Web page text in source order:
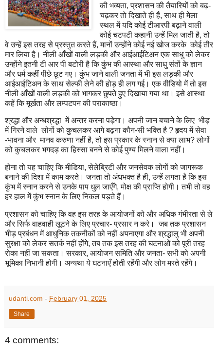
की भव्यता, प्रशासन की तैयारियों को बढ़-
चढ़कर तो दिखाते ही हैं, साथ ही मेला
स्थल में यदि कोई टीआरपी बढ़ाने वाली
कोई चटपटी कहानी उन्हें मिल जाती है, तो
वे उन्हें इस तरह से प्रस्तुत करते हैं, मानों उन्होंने कोई नई खोज करके कोई तीर
मार लिया है। नीली आँखों वाली लड़की और आईआईटिअन एक साधु को लेकर
उन्होंने इतनी टी आर पी बटोरी है कि कुंभ की आस्था और साधु संतों के ज्ञान
और धर्म कहीं पीछे छूट गए। कुंभ जाने वाली जनता में भी इस लड़की और
आईआईटिअन के साथ सेल्फी लेने की होड़ ही लग गई। एक वीडियो में तो इस
नीली आँखों वाली लड़की को भागकर छुपते हुए दिखाया गया था। इसे आस्था
कहें कि मूर्खता और लम्पटपन की पराकाष्ठा।
श्रद्धा और अन्धश्रद्धा में अन्तर करना पड़ेगा। अपनी जान बचाने के लिए भीड़
में गिरने वाले लोगों को कुचलकर आगे बढ़ना कौन-सी भक्ति है ? हृदय में सेवा
-भावना और मानव करुणा नहीं है, तो इस प्रकार के स्नान से क्या लाभ? लोगों
को कुचलकर भगदड़ का हिस्सा बनने से कोई पुण्य मिलने वाला नहीं।
होना तो यह चाहिए कि मीडिया, सेलेब्रिटी और जनसेवक लोगों को जागरूक
बनाने की दिशा में काम करते। जनता तो अंधभक्त है ही, उन्हें लगता है कि इस
कुंभ में स्नान करने से उनके पाप धुल जाएँगे, मोक्ष की प्राप्ति होगी। तभी तो वह
हर हाल में कुंभ स्नान के लिए निकल पड़ते हैं।
प्रशासन को चाहिए कि वह इस तरह के आयोजनों को और अधिक गंभीरता से ले
और सिर्फ वाहवाही लूटने के लिए प्रचार- प्रसार न करे। जब तक प्रशासन
भीड़ प्रबंधन में आधुनिक तकनीकों को नहीं अपनाएगा और श्रद्धालु भी अपनी
सुरक्षा को लेकर सतर्क नहीं होंगे, तब तक इस तरह की घटनाओं को पूरी तरह
रोका नहीं जा सकता। सरकार, आयोजन समिति और जनता- सभी को अपनी
भूमिका निभानी होगी। अन्यथा ये घटनाएँ होती रहेंगी और लोग मरते रहेंगे।
udanti.com - February 01, 2025
Share
4 comments: